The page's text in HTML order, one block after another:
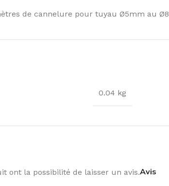
de cannelure pour tuyau Ø5mm au
0.04 kg
Avis
ont la possibilité de laisser un avis.